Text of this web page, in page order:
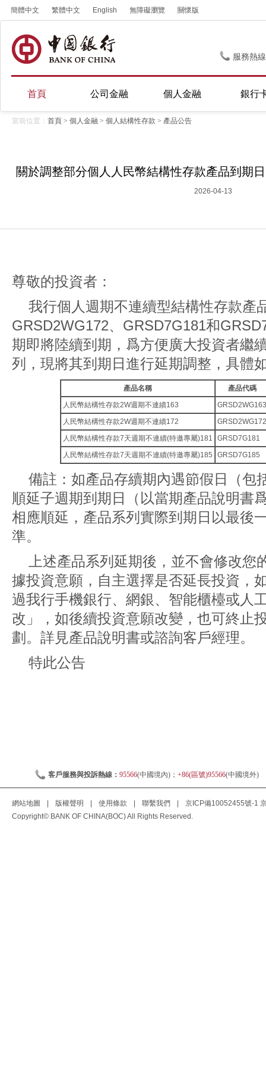
簡體中文 繁體中文 English 無障礙瀏覽 關懷版
服務熱
首頁 公司金融 個人金融 銀行
當前位置： 首頁 > 個人金融 > 個人結構性存款 > 產品公告
關於調整部分個人人民幣結構性存款產品到期
2026-04-13
尊敬的投資者：
我行個人週期不連續型結構性存款產
GRSD2WG172、GRSD7G181和
期即將陸續到期，爲方便廣大投資者繼
列，現將其到期日進行延期調整，具體
產品名稱
產品代碼
人民幣結構性存款2W週期不連續163
人民幣結構性存款2W週期不連續172
人民幣結構性存款7天週期不連續(特邀專屬)181
GRSD7G181
人民幣結構性存款7天週期不連續(特邀專屬)185
GRSD7G185
備註：如產品存續期內遇節假日（包
順延子週期到期日（以當期產品說明書
相應順延，產品系列實際到期日以最後
準。
上述產品系列延期後，並不會修改您
據投資意願，自主選擇是否延長投資，
過我行手機銀行、網銀、智能櫃檯或人
改」，如後續投資意願改變，也可終止
劃。詳見產品說明書或諮詢客戶經理。
特此公告
客戶服務與投訴熱線： 95566(中國境內)； +86(區號)95566(中國境外)
網站地圖 版權聲明 使用條款 聯繫我們 京ICP備10052455號-1
Copyright© BANK OF CHINA(BOC) All Rights Reserved.